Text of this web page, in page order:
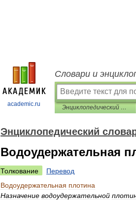
academic.ru
Словари и
Энциклопедический словарь Ф.А. Брокгауза и И.А. Ефрона
Энциклопедический
Водоудержательная
Толкование
Перевод
Водоудержательная плотина
Назначение водоудержательной